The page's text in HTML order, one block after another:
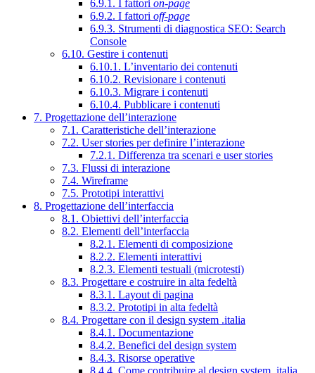
6.9.1. I fattori on-page
6.9.2. I fattori off-page
6.9.3. Strumenti di diagnostica SEO: Search
Console
6.10. Gestire i contenuti
6.10.1. L’inventario dei contenuti
6.10.2. Revisionare i contenuti
6.10.3. Migrare i contenuti
6.10.4. Pubblicare i contenuti
7. Progettazione dell’interazione
7.1. Caratteristiche dell’interazione
7.2. User stories per definire l’interazione
7.2.1. Differenza tra scenari e user stories
7.3. Flussi di interazione
7.4. Wireframe
7.5. Prototipi interattivi
8. Progettazione dell’interfaccia
8.1. Obiettivi dell’interfaccia
8.2. Elementi dell’interfaccia
8.2.1. Elementi di composizione
8.2.2. Elementi interattivi
8.2.3. Elementi testuali (microtesti)
8.3. Progettare e costruire in alta fedeltà
8.3.1. Layout di pagina
8.3.2. Prototipi in alta fedeltà
8.4. Progettare con il design system .italia
8.4.1. Documentazione
8.4.2. Benefici del design system
8.4.3. Risorse operative
8.4.4. Come contribuire al design system .italia